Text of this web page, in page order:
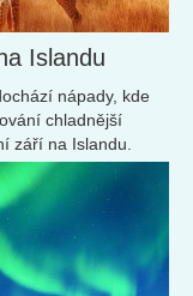
Islandu
nápady, kde
chladnější
září na Islandu.